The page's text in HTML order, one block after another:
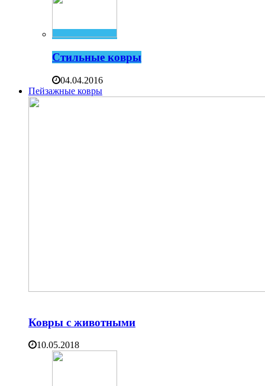
Стильные ковры
04.04.2016
Пейзажные ковры
Ковры с животными
10.05.2018